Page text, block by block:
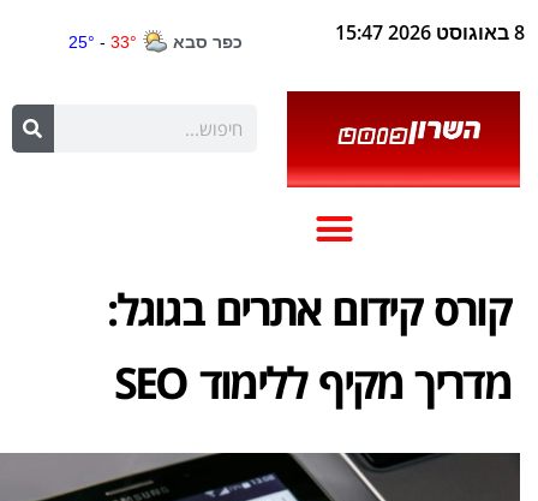
8 באוגוסט 2026 15:47
קורס קידום אתרים בגוגל:
מדריך מקיף ללימוד SEO